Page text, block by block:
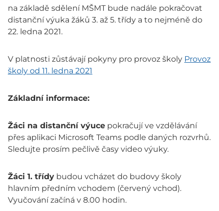
na základě sdělení MŠMT bude nadále pokračovat
distanční výuka žáků 3. až 5. třídy a to nejméně do
22. ledna 2021.
V platnosti zůstávají pokyny pro provoz školy Provoz
školy od 11. ledna 2021
Základní informace:
Žáci na distanční výuce pokračují ve vzdělávání
přes aplikaci Microsoft Teams podle daných rozvrhů.
Sledujte prosím pečlivě časy video výuky.
Žáci 1. třídy budou vcházet do budovy školy
hlavním předním vchodem (červený vchod).
Vyučování začíná v 8.00 hodin.